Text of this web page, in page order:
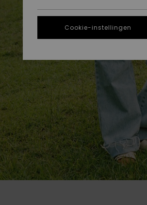
Cookie-instellingen